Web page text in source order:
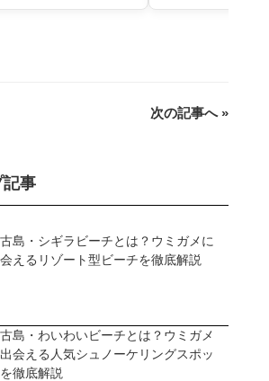
次の記事へ »
記事
島・シギラビーチとは？ウミガメに
えるリゾート型ビーチを徹底解説
島・わいわいビーチとは？ウミガメ
会える人気シュノーケリングスポッ
徹底解説